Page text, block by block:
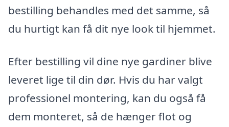
bestilling behandles med det samme, så
du hurtigt kan få dit nye look til hjemmet.
Efter bestilling vil dine nye gardiner blive
leveret lige til din dør. Hvis du har valgt
professionel montering, kan du også få
dem monteret, så de hænger flot og